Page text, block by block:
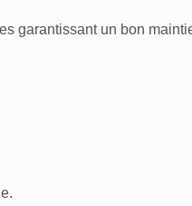
garantissant un bon